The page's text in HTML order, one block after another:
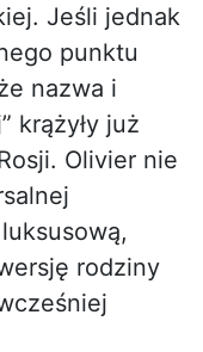
Jeśli jednak
punktu
nazwa i
krążyły już
Olivier nie
rodziny